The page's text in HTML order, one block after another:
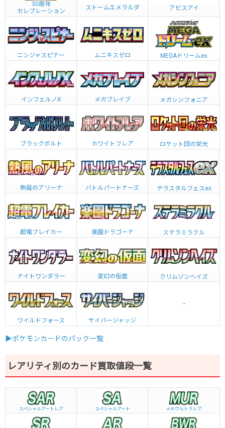
30周年
セレブレーション
ストームエメラルダ アビスアイ
ニンジャスピナー ムニキスゼロ MEGAドリームex
インフェルノX メガブレイブ メガシンフォニア
ブラックボルト ホワイトフレア ロケット団の栄光
熱風のアリーナ バトルパートナーズ テラスタルフェスex
超電ブレイカー 楽園ドラゴーナ ステラミラクル
ナイトワンダラー 変幻の仮面 クリムゾンヘイズ
ワイルドフォース サイバージャッジ
-
▶ポケモンカードのパック一覧
レアリティ別のカード買取値段一覧
スペシャルアートレア スペシャルアート メガウルトラレア